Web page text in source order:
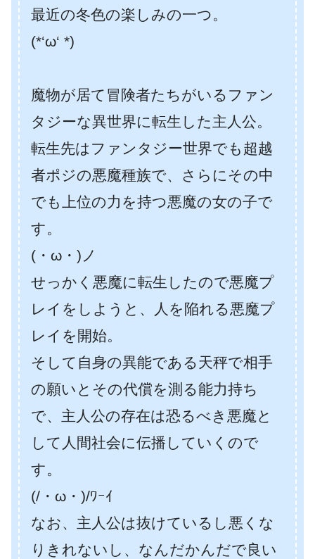
最近の冬色の楽しみの一つ。
(*‘ω‘ *)
魔物が居て冒険者たちがいるファン
タジーな異世界に転生した主人公。
転生先はファンタジー世界でも超越
者ポジの悪魔種族で、さらにその中
でも上位の力を持つ悪魔の女の子で
す。
(・ω・)ノ
せっかく悪魔に転生したので悪魔プ
レイをしようと、人を陥れる悪魔プ
レイを開始。
そして自身の異能である天秤で相手
の願いとその代償を測る能力持ち
で、主人公の存在は恐るべき悪魔と
して人間社会に伝播していくので
す。
(/・ω・)/ﾜｰｲ
なお、主人公は抜けているし悪くな
りきれないし、なんだかんだで良い